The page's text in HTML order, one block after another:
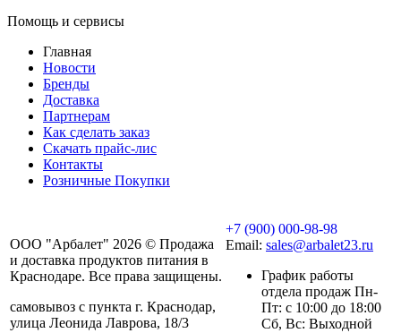
Помощь и сервисы
Главная
Новости
Бренды
Доставка
Партнерам
Как сделать заказ
Скачать прайс-лис
Контакты
Розничные Покупки
ООО "Арбалет" 2026 © Продажа
и доставка продуктов питания в
Краснодаре. Все права защищены.
самовывоз с пункта г. Краснодар,
улица Леонида Лаврова, 18/3
+7 (900) 000-98-98
Email: sales@arbalet23.ru
График работы
отдела продаж Пн-
Пт: с 10:00 до 18:00
Сб, Вс: Выходной